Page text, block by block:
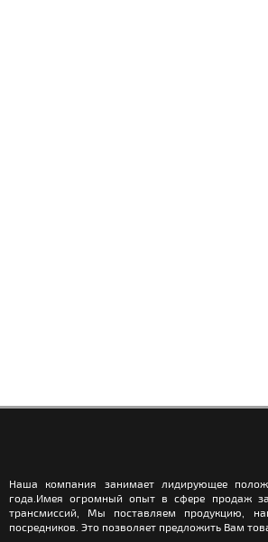
Наша компания занимает лидирующее
года.Имея огромный опыт в сфере продаж
трансмиссий, Мы поставляем продукцию,
посредников. Это позволяет предложить Вам